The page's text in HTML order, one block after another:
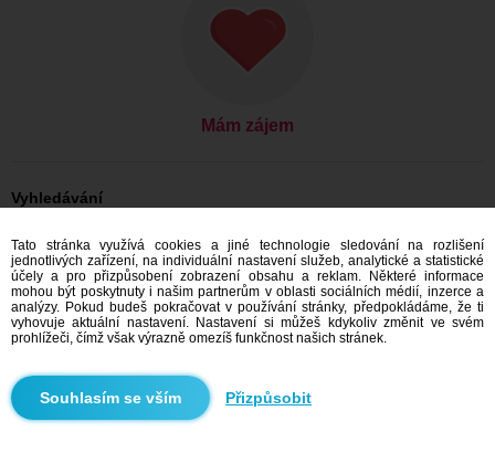
Mám zájem
Vyhledávání
Ona hledá jeho: Ženy, 27
Ona hledá jeho: Ženy, 27 - Slovensko
Ona hledá jeho: Ženy, 27 - Košický kraj
Ona hledá jeho: Ženy, 27 - Gelnica
Seznamka Slovensko
Seznamka Košický kraj
Seznamka Gelnica
Doporučujeme
Tato stránka využívá cookies a jiné technologie sledování na rozlišení
jednotlivých zařízení, na individuální nastavení služeb, analytické a statistické
účely a pro přizpůsobení zobrazení obsahu a reklam. Některé informace
mohou být poskytnuty i našim partnerům v oblasti sociálních médií, inzerce a
analýzy. Pokud budeš pokračovat v používání stránky, předpokládáme, že ti
vyhovuje aktuální nastavení. Nastavení si můžeš kdykoliv změnit ve svém
prohlížeči, čímž však výrazně omezíš funkčnost našich stránek.
Přizpůsobit